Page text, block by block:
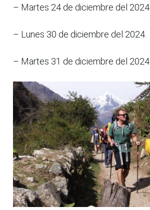
– Martes 24 de diciembre del 2024.
– Lunes 30 de diciembre del 2024.
– Martes 31 de diciembre del 2024.